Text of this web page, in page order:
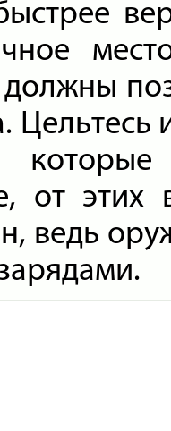
от этих
ведь